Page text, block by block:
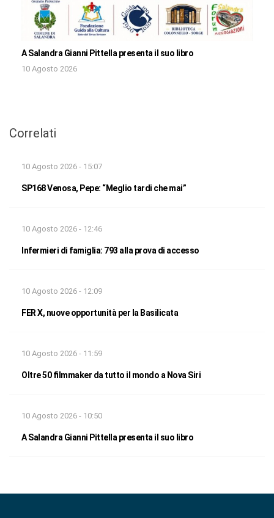
A Salandra Gianni Pittella presenta il suo libro
10 Agosto 2026
Correlati
10 Agosto 2026 - 15:07
SP168 Venosa, Pepe: “Meglio tardi che mai”
10 Agosto 2026 - 12:46
Infermieri di famiglia: 793 alla prova di accesso
10 Agosto 2026 - 12:09
FER X, nuove opportunità per la Basilicata
10 Agosto 2026 - 11:59
Oltre 50 filmmaker da tutto il mondo a Nova Siri
10 Agosto 2026 - 10:50
A Salandra Gianni Pittella presenta il suo libro